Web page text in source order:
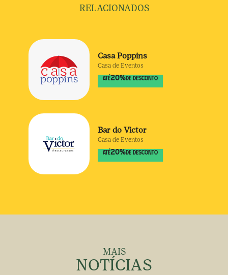
RELACIONADOS
Casa Poppins
Casa de Eventos
ATÉ20% DE DESCONTO
Bar do Victor
Casa de Eventos
ATÉ20% DE DESCONTO
MAIS
NOTÍCIAS